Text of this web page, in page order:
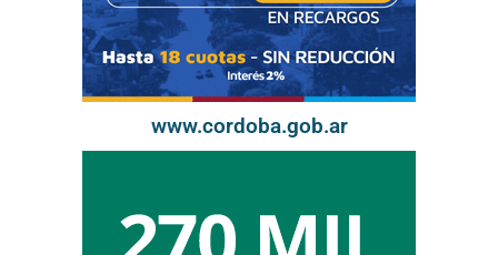
www.cordoba.gob.ar